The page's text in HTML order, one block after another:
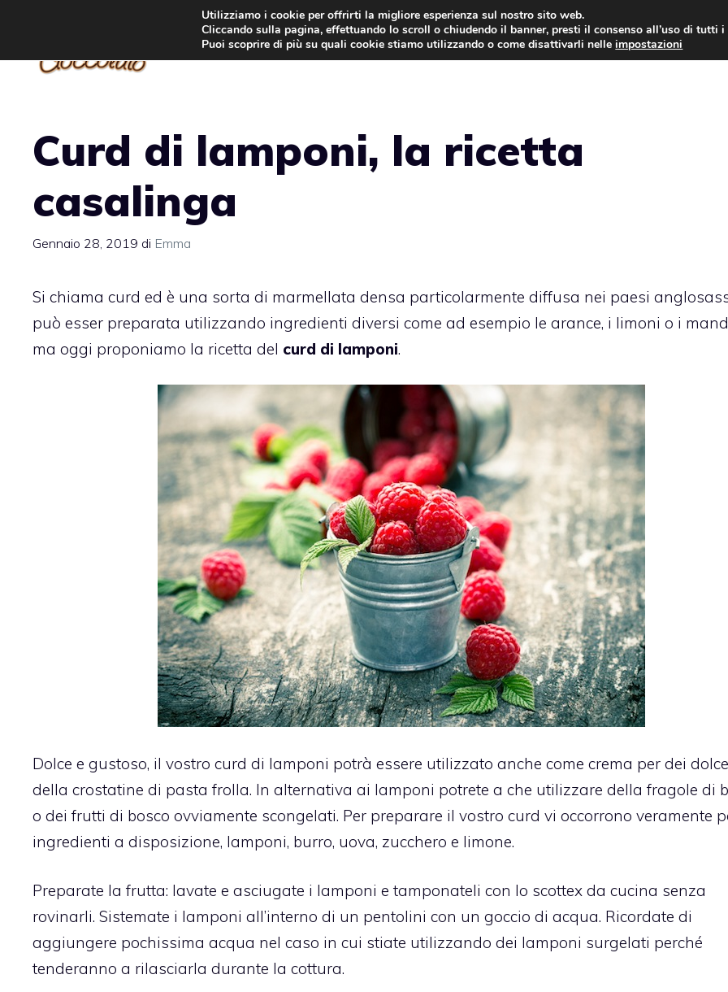
contenuto
TORTE AL CIOCCOLATO TORTE CLASSICHE
Curd di lamponi, la ricetta
casalinga
Gennaio 28, 2019 di Emma
Si chiama curd ed è una sorta di marmellata densa particolarmente diffusa nei paesi
può esser preparata utilizzando ingredienti diversi come ad esempio le arance, i limoni o i
ma oggi proponiamo la ricetta del curd di lamponi.
Dolce e gustoso, il vostro curd di lamponi potrà essere utilizzato anche come crema per dei
della crostatine di pasta frolla. In alternativa ai lamponi potrete a che utilizzare della fragole di
o dei frutti di bosco ovviamente scongelati. Per preparare il vostro curd vi occorrono veramente
ingredienti a disposizione, lamponi, burro, uova, zucchero e limone.
Preparate la frutta: lavate e asciugate i lamponi e tamponateli con lo scottex da cucina senza
rovinarli. Sistemate i lamponi all’interno di un pentolini con un goccio di acqua. Ricordate di
aggiungere pochissima acqua nel caso in cui stiate utilizzando dei lamponi surgelati perché
tenderanno a rilasciarla durante la cottura.
Utilizziamo i cookie per offrirti la migliore esperienza sul nostro sito web.
Cliccando sulla pagina, effettuando lo scroll o chiudendo il banner, presti il consenso all’uso di tutti i
Puoi scoprire di più su quali cookie stiamo utilizzando o come disattivarli nelleimpostazioni